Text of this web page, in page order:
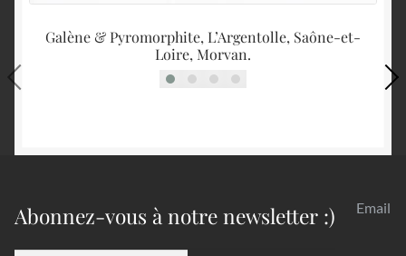
Galène & Pyromorphite, L’Argentolle, Saône-et-
Loire, Morvan.
Abonnez-vous à notre newsletter :) Email